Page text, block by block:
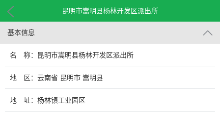
昆明市嵩明县杨林开发区派出所
基本信息
名 称：昆明市嵩明县杨林开发区派出所
地 区：云南省 昆明市 嵩明县
地 址：杨林镇工业园区